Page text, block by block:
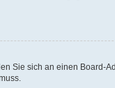
Sie sich an einen Board-